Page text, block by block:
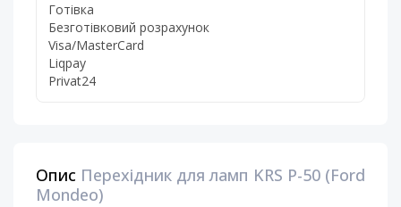
Готівка
Безготівковий розрахунок
Visa/MasterCard
Liqpay
Privat24
Опис Перехідник для ламп KRS P-50 (Ford
Mondeo)